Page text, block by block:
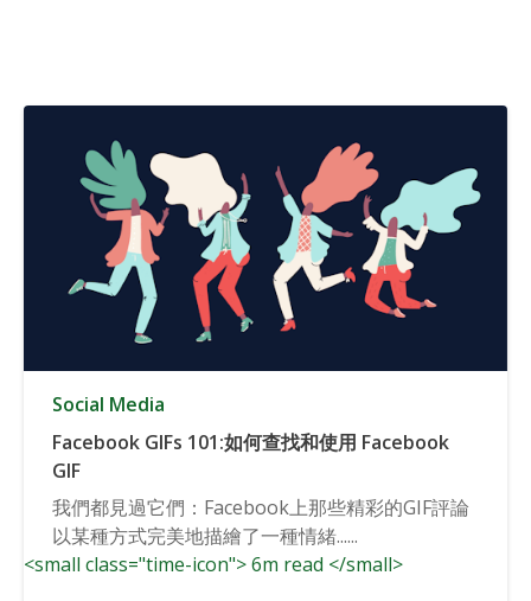
Social Media
Facebook GIFs 101:如何查找和使用 Facebook
GIF
我們都見過它們：Facebook上那些精彩的GIF評論
以某種方式完美地描繪了一種情緒......
<small class="time-icon"> 6m read </small>